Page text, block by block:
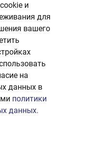
и
для
вашего
на
данных в
политики
данных.